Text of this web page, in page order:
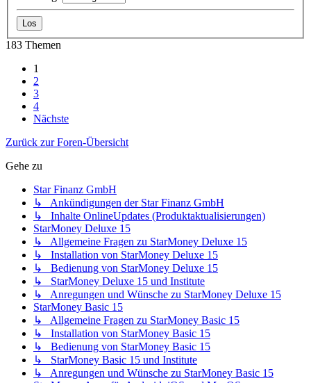
183 Themen
1
2
3
4
Nächste
Zurück zur Foren-Übersicht
Gehe zu
Star Finanz GmbH
↳ Ankündigungen der Star Finanz GmbH
↳ Inhalte OnlineUpdates (Produktaktualisierungen)
StarMoney Deluxe 15
↳ Allgemeine Fragen zu StarMoney Deluxe 15
↳ Installation von StarMoney Deluxe 15
↳ Bedienung von StarMoney Deluxe 15
↳ StarMoney Deluxe 15 und Institute
↳ Anregungen und Wünsche zu StarMoney Deluxe 15
StarMoney Basic 15
↳ Allgemeine Fragen zu StarMoney Basic 15
↳ Installation von StarMoney Basic 15
↳ Bedienung von StarMoney Basic 15
↳ StarMoney Basic 15 und Institute
↳ Anregungen und Wünsche zu StarMoney Basic 15